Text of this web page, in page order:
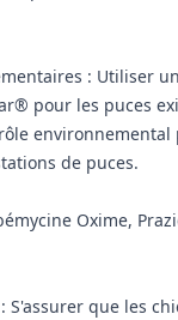
: Utiliser
pour les puces
de puces.
Oxime,
S'assurer que les